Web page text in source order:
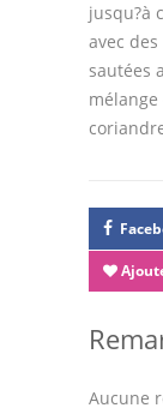
jusqu?à
avec
sautées
Aucune